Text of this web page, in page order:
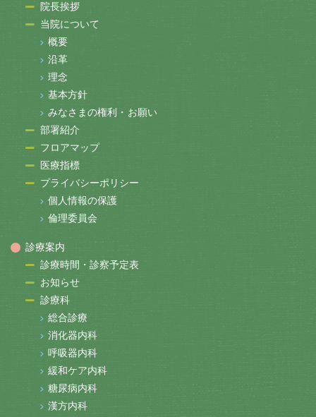
院長挨拶
当院について
概要
沿革
理念
基本方針
みなさまの権利・お願い
部署紹介
フロアマップ
医療指標
プライバシーポリシー
個人情報の保護
倫理委員会
診療案内
診療時間・診察予定表
お知らせ
診療科
総合診療
消化器内科
呼吸器内科
緩和ケア内科
糖尿病内科
漢方内科